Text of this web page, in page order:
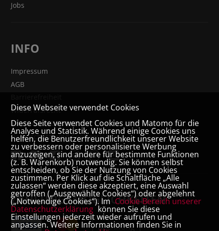
Jobs
INFO
Impressum
AGB
Widerrufsrecht
VERTRAG WIDERRUFEN
Datenschutz- und Cookieerklärung
ZAHLUNGSMÖGLICHKEITEN
Rechnung
Diese Webseite verwendet Cookies
Diese Seite verwendet Cookies und Matomo für die
Analyse und Statistik. Während einige Cookies uns
helfen, die Benutzerfreundlichkeit unserer Website
zu verbessern oder personalisierte Werbung
anzuzeigen, sind andere für bestimmte Funktionen
(z. B. Warenkorb) notwendig. Sie können selbst
entscheiden, ob Sie der Nutzung von Cookies
zustimmen. Per Klick auf die Schaltfläche „Alle
zulassen“ werden diese akzeptiert, eine Auswahl
getroffen („Ausgewählte Cookies“) oder abgelehnt
(„Notwendige Cookies“). Im Cookie-Bereich unserer
Datenschutzerklärung können Sie diese
Einstellungen jederzeit wieder aufrufen und
anpassen. Weitere Informationen finden Sie in